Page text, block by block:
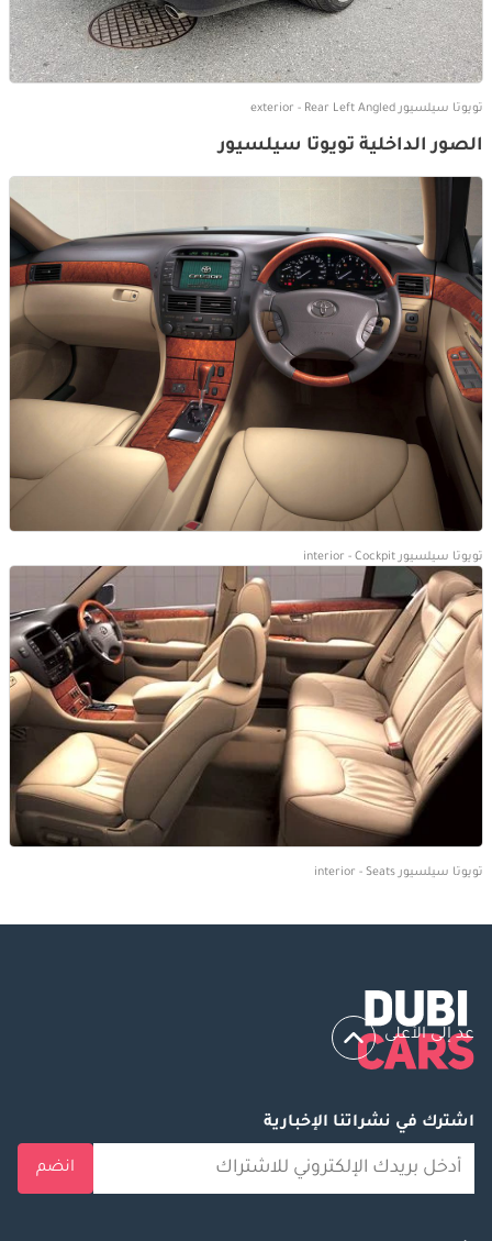
تويوتا سيلسيور exterior - Rear Left Angled
الصور الداخلية تويوتا سيلسيور
تويوتا سيلسيور interior - Cockpit
تويوتا سيلسيور interior - Seats
عد إلى الأعلى
اشترك في نشراتنا الإخبارية
انضم